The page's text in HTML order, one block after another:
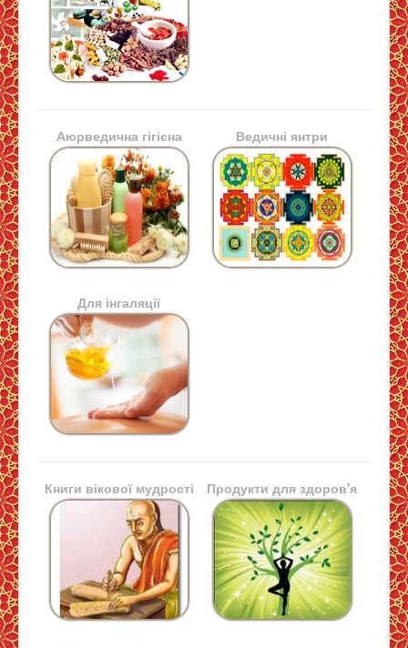
Аюрведична гігієна Ведичні янтри
Для інгаляції
Книги вікової мудрості Продукти для здоров'я